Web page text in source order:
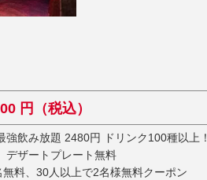
円（税込）
強飲み放題 2480円 ドリンク100種以上！
デザートプレート無料
料、30人以上で2名様無料クーポン